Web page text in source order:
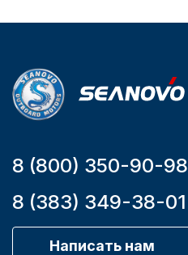
8 (800) 350-90-98
8 (383) 349-38-01
Написать нам